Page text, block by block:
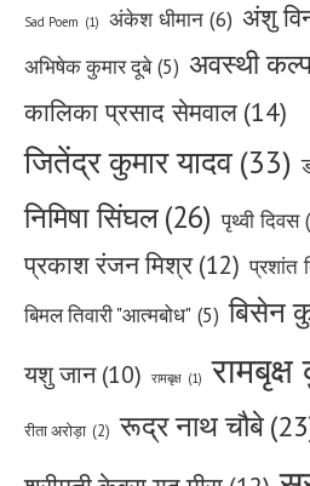
Sad Poem (1) अंकेश धीमान (6) अंशु
अभिषेक कुमार दूबे (5) अवस्थी
कालिका प्रसाद सेमवाल (14)
जितेंद्र कुमार यादव (33)
निमिषा सिंघल(26) पृथ्वी दिवस
प्रकाश रंजन मिश्र (12) प्रशांत
बिमल तिवारी "आत्मबोध" (5) बिसेन
यशु जान (10) रामबृक्ष (1)
रीता अरोड़ा (2) रूद्र नाथ चौबे